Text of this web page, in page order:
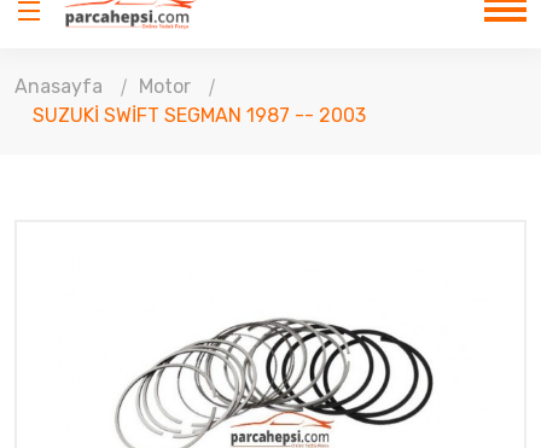
Anasayfa
Motor
SUZUKİ SWİFT SEGMAN 1987 -- 2003